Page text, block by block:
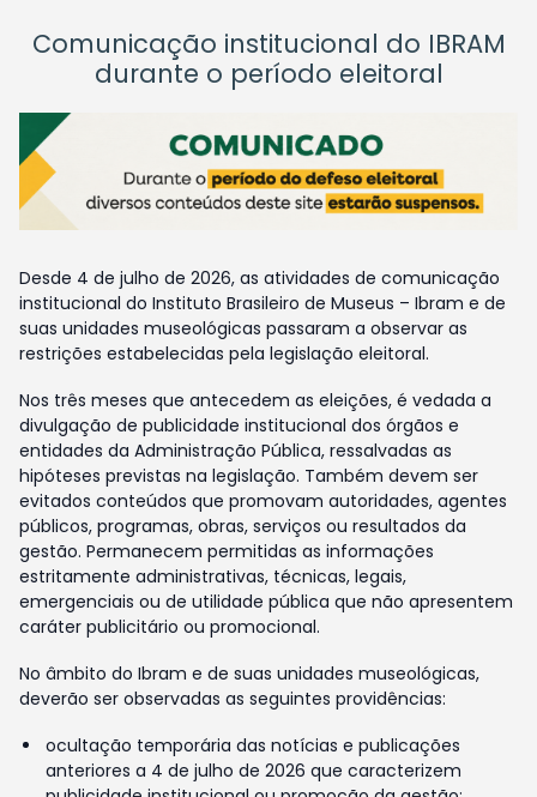
Comunicação institucional do IBRAM
durante o período eleitoral
Desde 4 de julho de 2026, as atividades de comunicação
institucional do Instituto Brasileiro de Museus – Ibram e de
suas unidades museológicas passaram a observar as
restrições estabelecidas pela legislação eleitoral.
Nos três meses que antecedem as eleições, é vedada a
divulgação de publicidade institucional dos órgãos e
entidades da Administração Pública, ressalvadas as
hipóteses previstas na legislação. Também devem ser
evitados conteúdos que promovam autoridades, agentes
públicos, programas, obras, serviços ou resultados da
gestão. Permanecem permitidas as informações
estritamente administrativas, técnicas, legais,
emergenciais ou de utilidade pública que não apresentem
caráter publicitário ou promocional.
No âmbito do Ibram e de suas unidades museológicas,
deverão ser observadas as seguintes providências:
ocultação temporária das notícias e publicações
anteriores a 4 de julho de 2026 que caracterizem